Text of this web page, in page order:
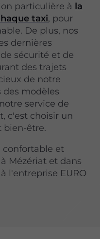
particulière à la
taxi, pour
De plus, nos
dernières
sécurité et de
des trajets
de notre
modèles
service de
c'est choisir un
bien-être.
confortable et
Mézériat et dans
l'entreprise EURO